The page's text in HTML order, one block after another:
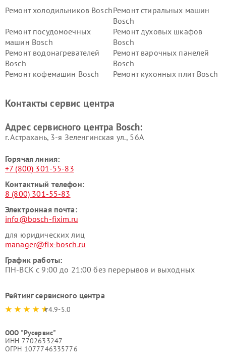
Ремонт холодильников BoschРемонт стиральных машин
Bosch
Ремонт посудомоечных
машин Bosch
Ремонт духовых шкафов
Bosch
Ремонт водонагревателей
Bosch
Ремонт варочных панелей
Bosch
Ремонт кофемашин Bosch
Ремонт кухонных плит Bosch
Ремонт сушильных автоматовРемонт морозильных камер
Контакты сервис центра
Адрес сервисного центра Bosch:
г. Астрахань, 3-я Зеленгинская ул., 56А
Горячая линия:
+7 (800) 301-55-83
Контактный телефон:
8 (800) 301-55-83
Электронная почта:
info@bosch-fixim.ru
для юридических лиц
manager@fix-bosch.ru
График работы:
ПН-ВСК с 9:00 до 21:00 без перерывов и выходных
Рейтинг сервисного центра
4.9-5.0
ООО "Русервис"
ИНН 7702633247
ОГРН 1077746335776